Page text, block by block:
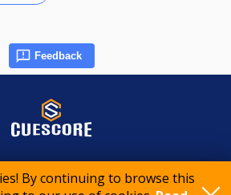
By continuing to browse this
Feedback
CueScore International